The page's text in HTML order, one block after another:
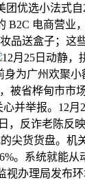
优选小法式
B2C 电商营业
品送盒子；这
12月25日动静，
为广州欢聚
被省桦甸市市
并举报。12
，反诈老陈反
尖货货盘。机
。系统就能从
视办理局发布